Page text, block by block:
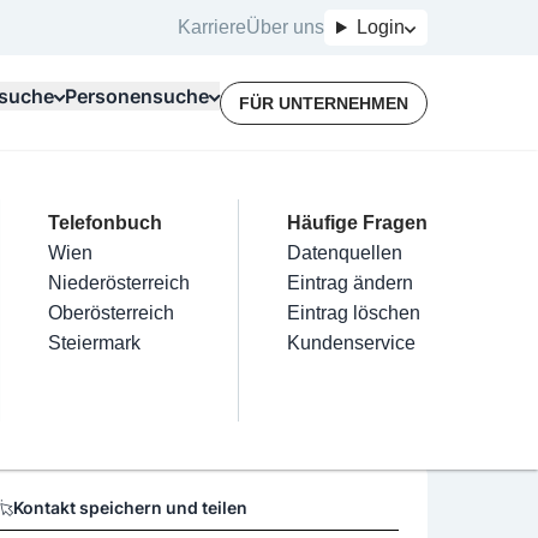
KarriereÜber uns Login
Kategorien
Friseur
Nägel
Haarentfernung
Make-Up
Für Unternehmer
Terminbuchung
Kostenlose Beratung
Top Branchen
Elektriker
Installateure
Maler & Lackierer
Branchen A-Z
Mein Firmeneintrag
Eintrag hinzufügen
Eintrag beanspruchen
Eintrag verwalten
Eintrag bewerben
Personensuche
Telefonbuch
Wien
Niederösterreich
Oberösterreich
Steiermark
Häufige Fragen
Datenquellen
Eintrag ändern
Eintrag löschen
Kundenservice
FÜR UNTERNEHMEN
Öffnungszeiten
Kontakt speichern und teilen